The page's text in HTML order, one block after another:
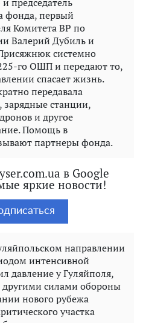
фонда, первый
Комитета ВР по
Валерий Дубиль и
системно
го ОШП и передают то,
спасает жизнь.
передавала
станции,
и другое
Помощь в
партнеры фонда.
в Google
яркие новости!
направлении
интенсивной
давление у Гуляйполя,
другими силами обороны
нового рубежа
участка